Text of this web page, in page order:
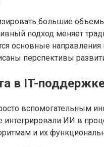
большие
подход меняет
основные
перспективы
в IT-
ИИ в
и их